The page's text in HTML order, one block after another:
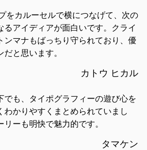
をカルーセルで横につなげて、次の
るアイディアが面白いです。クライ
ンマナもばっちり守られており、優
と思います。
カトウ ヒカル
でも、タイポグラフィーの遊び心を
わかりやすくまとめられていまし
ーも明快で魅力的です。
タマケン